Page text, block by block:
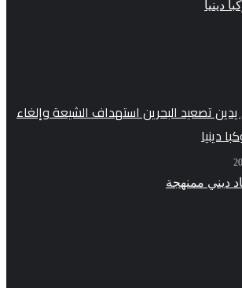
تصعيد البحرين استهداف الشيعة وإلغاء